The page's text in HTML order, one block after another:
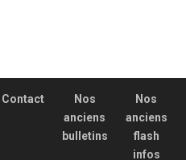
Contact
Nos
anciens
bulletins
Nos
anciens
flash
infos